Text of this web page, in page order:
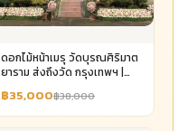
ดอกไม้หน้าเมรุ วัดบุรณศิริมาต
ยาราม ส่งถึงวัด กรุงเทพฯ |
฿35,000฿38,000